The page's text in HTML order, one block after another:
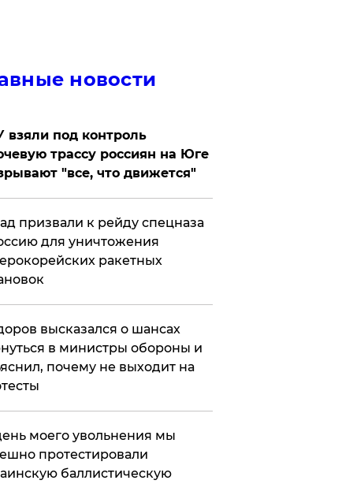
новости
взяли под контроль
трассу россиян на Юге
"все, что движется"
призвали к рейду спецназа
для уничтожения
ракетных
высказался о шансах
в министры обороны и
почему не выходит на
моего увольнения мы
протестировали
баллистическую